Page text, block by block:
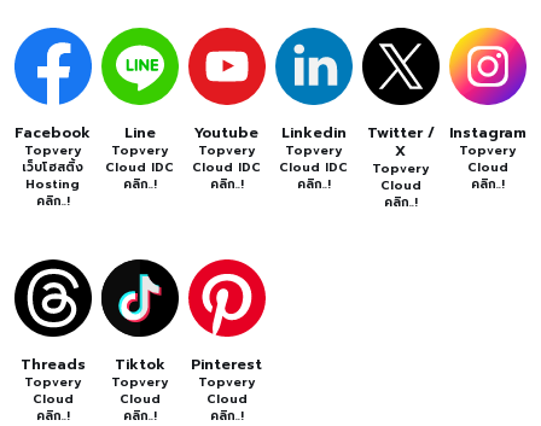
Facebook
Topvery
เว็บโฮสติ้ง
Hosting
คลิก..!
Line
Topvery
Cloud IDC
คลิก..!
Youtube
Topvery
Cloud IDC
คลิก..!
Linkedin
Topvery
Cloud IDC
คลิก..!
Twitter /
X
Topvery
Cloud
คลิก..!
Instagram
Topvery
Cloud
คลิก..!
Threads
Topvery
Cloud
คลิก..!
Tiktok
Topvery
Cloud
คลิก..!
Pinterest
Topvery
Cloud
คลิก..!